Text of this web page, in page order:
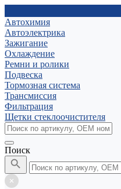
Автохимия
Автоэлектрика
Зажигание
Охлаждение
Ремни и ролики
Подвеска
Тормозная система
Трансмиссия
Фильтрация
Щетки стеклоочистителя
Поиск